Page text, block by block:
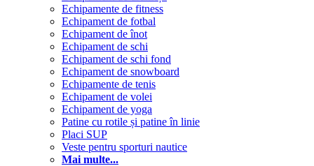
Echipamente de fitness
Echipament de fotbal
Echipament de înot
Echipament de schi
Echipament de schi fond
Echipament de snowboard
Echipamente de tenis
Echipament de volei
Echipament de yoga
Patine cu rotile și patine în linie
Placi SUP
Veste pentru sporturi nautice
Mai multe...